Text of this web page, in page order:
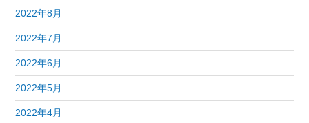
2022年8月
2022年7月
2022年6月
2022年5月
2022年4月